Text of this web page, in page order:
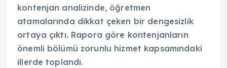
kontenjan analizinde, öğretmen
atamalarında dikkat çeken bir dengesizlik
ortaya çıktı. Rapora göre kontenjanların
önemli bölümü zorunlu hizmet kapsamındaki
illerde toplandı.